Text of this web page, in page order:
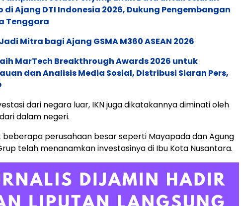
di Ajang DTI Indonesia 2026, Dukung Pengembangan
Tenggara
Mitra bagi Ajang GSMA M360 ASEAN 2026
MarTech Breakthrough Awards 2026 untuk
dan Analisis Media Sosial, Distribusi Siaran Pers,
dari negara luar, IKN juga dikatakannya diminati oleh
dalam negeri.
perusahaan besar seperti Mayapada dan Agung
telah menanamkan investasinya di Ibu Kota Nusantara.